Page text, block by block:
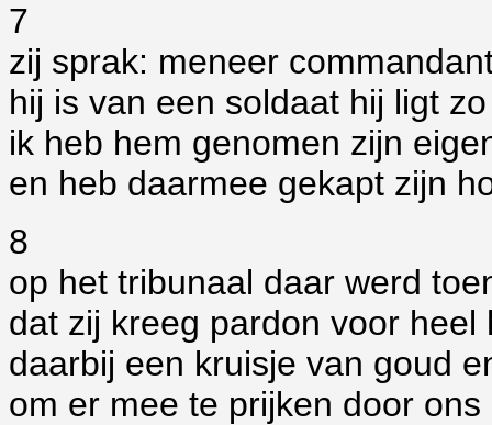
7
zij sprak: meneer
hij is van een soldaat hij ligt
ik heb hem genomen zijn
en heb daarmee gekapt zijn
8
op het tribunaal daar werd
dat zij kreeg pardon voor heel
daarbij een kruisje van goud
om er mee te prijken door